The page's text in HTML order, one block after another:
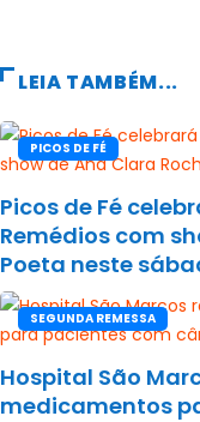
LEIA TAMBÉM...
PICOS DE FÉ
Picos de Fé
Remédios com
Poeta neste
SEGUNDA REMESSA
Hospital São
medicamentos